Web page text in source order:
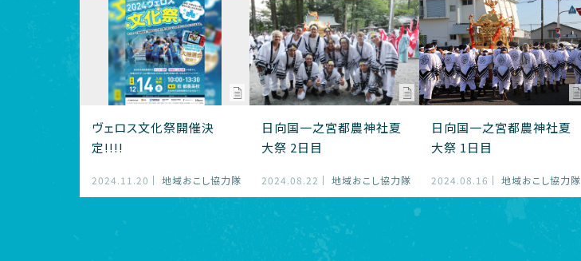
ヴェロス文化祭開催決
定!!!!
2024.11.20 地域おこし協力隊
日向国一之宮都農神社夏
大祭 2日目
2024.08.22 地域おこし協力隊
日向国一之宮都農神社夏
大祭 1日目
2024.08.16 地域おこし協力隊